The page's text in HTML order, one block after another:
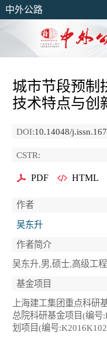
中外公路
城市节段预制
技术特点与创
DOI:10.14048/
CSTR:
PDF HTML
作者
吴东升
作者简介
吴东升,男,硕士,高级工
基金项目
上海建工集团重点科研
总院科研基金项目(编号
划项目(编号